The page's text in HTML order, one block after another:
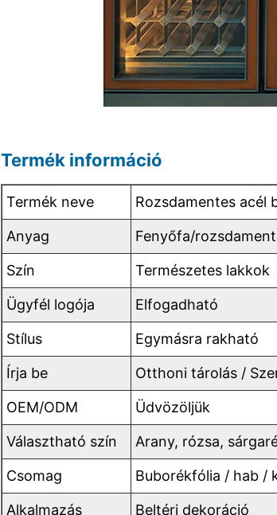
Termék információ
Termék neve Rozsdamentes acél
Anyag Fenyőfa/
Szín Természetes lakkok
Ügyfél logója Elfogadható
Stílus Egymásra rakható
Írja be Otthoni tárolás /
OEM/ODM Üdvözöljük
Választható szín Arany, rózsa,
Csomag Buborékfólia / hab /
Alkalmazás Beltéri dekoráció